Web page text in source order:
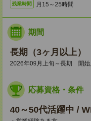
残業時間 月15～25時間
期間
長期（3ヶ月以上）
2026年09月上旬～長期 開
応募資格・条件
40～50代活躍中 /